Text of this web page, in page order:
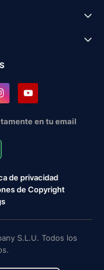
en tu email
de privacidad
de Copyright
S.L.U. Todos los